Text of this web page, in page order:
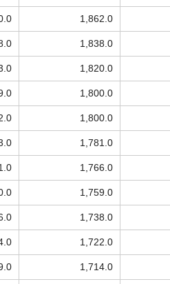
1,862.0
1,838.0
1,820.0
1,800.0
1,800.0
1,781.0
1,766.0
1,759.0
1,738.0
1,722.0
1,714.0